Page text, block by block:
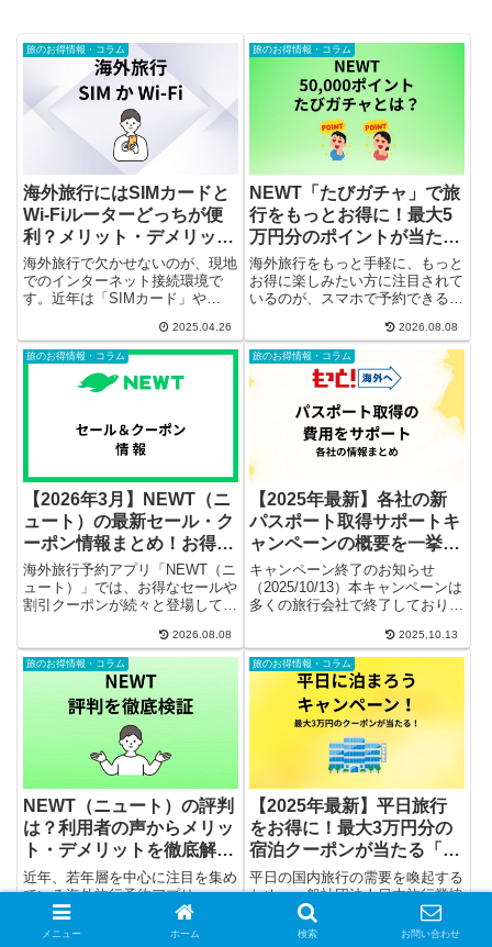
旅のお得情報・コラム
海外旅行にはSIMカードと
Wi-Fiルーターどっちが便
利？メリット・デメリット
を徹底比較！
海外旅行で欠かせないのが、現地
でのインターネット接続環境で
す。近年は「SIMカード」や
え、どちらを選ぶべきか迷われて
いる方も多いのではないでしょう
か？それぞれにメリット・デメリ
ットがあり、旅行スタイルや同
2025.04.26
旅のお得情報・コラム
NEWT「たびガチャ」で旅
行をもっとお得に！最大5
万円分のポイントが当たる
チャンス！
海外旅行をもっと手軽に、もっと
お得に楽しみたい方に注目されて
いるのが、スマホで予約できる旅
の期間限定キャンペーン「たびガ
チャ」です。特賞には最大5万円
分の旅行ポイントが当たるチャン
スもあり、旅行好きの間で話題...
2026.08.08
旅のお得情報・コラム
【2026年3月】NEWT（ニ
ュート）の最新セール・ク
ーポン情報まとめ！お得に
旅行予約を楽しもう
海外旅行予約アプリ「NEWT（ニ
ュート）」では、お得なセールや
割引クーポンが続々と登場してい
たい方にとって、見逃せないチャ
ンスが盛りだくさんです。この記
事では、NEWTの最新セールやク
ーポン情報をわかりやすくま...
2026.08.08
旅のお得情報・コラム
【2025年最新】各社の新
パスポート取得サポートキ
ャンペーンの概要を一挙解
説
キャンペーン終了のお知らせ
（2025/10/13）本キャンペーンは
多くの旅行会社で終了しておりま
ャンペーン開催時の情報です。
2025年3月24日、観光庁と日本旅
行業協会（JATA）は共同で「も
っと！海外へ 宣言...
2025.10.13
旅のお得情報・コラム
NEWT（ニュート）の評判
は？利用者の声からメリッ
ト・デメリットを徹底解
説！
近年、若年層を中心に注目を集め
ている海外旅行予約アプリ
「NEWT（ニュート）」です。直
感的な操作性とお得なキャンペー
2026.08.08
旅のお得情報・コラム
【2025年最新】平日旅行
をお得に！最大3万円分の
宿泊クーポンが当たる「平
日に泊まろう！キャンペー
ン」とは？応募方法も解説
平日の国内旅行の需要を喚起する
ため、一般社団法人日本旅行業協
会（JATA）が主催する「平日に
泊まろう！キャンペーン」がスタ
2025.07.02
メニュー ホーム 検索 お問い合わせ